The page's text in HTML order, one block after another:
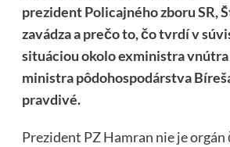
prezident Policajného zboru SR,
zavádza a prečo to, čo tvrdí v
situáciou okolo exministra vnútra
ministra pôdohospodárstva
pravdivé.
Prezident PZ Hamran nie je orgán